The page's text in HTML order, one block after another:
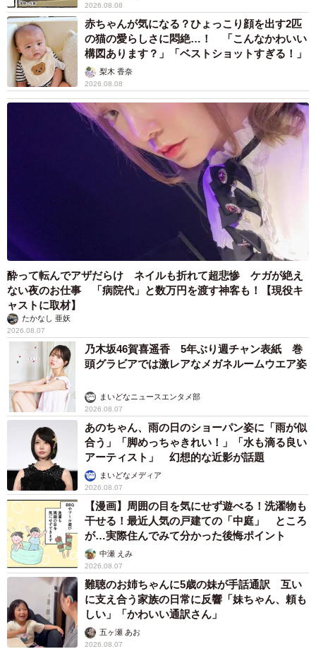
2026.08.08
赤ちゃんが気になる？ひょっこり顔を出す2匹
の猫の愛らしさに悶絶…！ 「こんなかわいい
構図あります？」「ベストショットすぎる！」
梨木 香奈
2026.08.08
酔って転んでアザだらけ ネイルも折れて超悲惨 ケガが絶え
ない夜のお仕事 「病院代」と数万円を渡す神客も！【現役キ
ャストに取材】
たかなし 亜妖
2026.08.07
乃木坂46賀喜遥香 5年ぶり週チャン表紙 巻
頭グラビアでは激レアなメガネルームウエア姿
まいどなニュースエンタメ部
2026.08.07
あのちゃん、雨の日のショーパン姿に「雨が似
合う」「脚めっちゃきれい！」「水も滴る良い
アーティスト」 幻想的な近影が話題
まいどなメディア
2026.08.07
【漫画】周囲の目を気にせず遊べる！洗濯物も
干せる！最近人気の戸建ての「中庭」 ところ
が…実際住んでみて分かった後悔ポイント
中瀬 えみ
2026.08.07
難聴のお姉ちゃんに5歳の妹が手話通訳 互い
に支え合う家族の日常に反響「妹ちゃん、頼も
しい」「かわいい通訳さん」
五ヶ瀬 あお
2026.08.07